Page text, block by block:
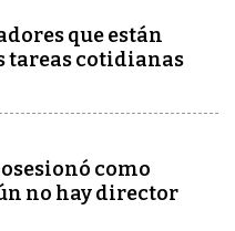
que están
tareas cotidianas
como
no hay director